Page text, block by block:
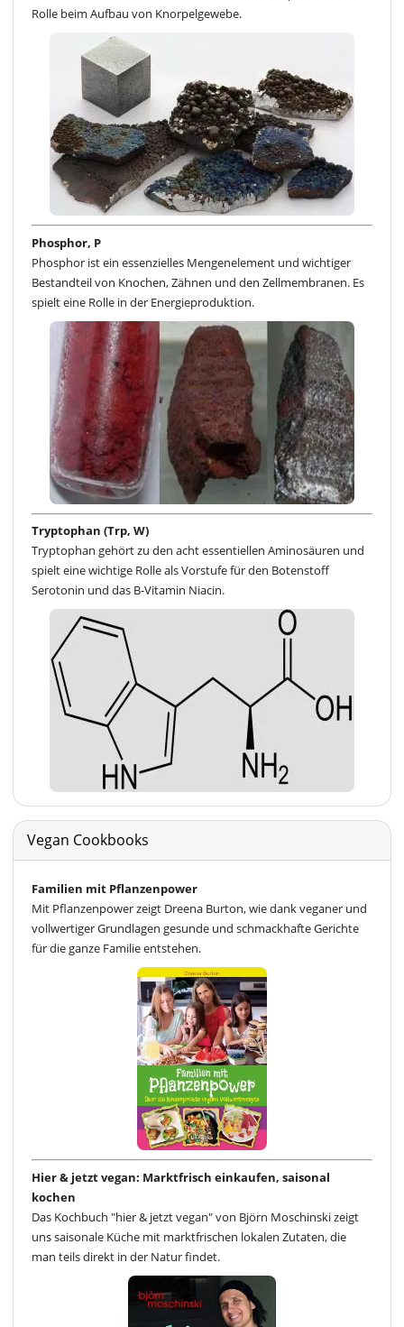
Rolle beim Aufbau von Knorpelgewebe.
Phosphor, P
Phosphor ist ein essenzielles Mengenelement und wichtiger
Bestandteil von Knochen, Zähnen und den Zellmembranen. Es
spielt eine Rolle in der Energieproduktion.
Tryptophan (Trp, W)
Tryptophan gehört zu den acht essentiellen Aminosäuren und
spielt eine wichtige Rolle als Vorstufe für den Botenstoff
Serotonin und das B-Vitamin Niacin.
Vegan Cookbooks
Familien mit Pflanzenpower
Mit Pflanzenpower zeigt Dreena Burton, wie dank veganer und
vollwertiger Grundlagen gesunde und schmackhafte Gerichte
für die ganze Familie entstehen.
Hier & jetzt vegan: Marktfrisch einkaufen, saisonal
kochen
Das Kochbuch "hier & jetzt vegan" von Björn Moschinski zeigt
uns saisonale Küche mit marktfrischen lokalen Zutaten, die
man teils direkt in der Natur findet.